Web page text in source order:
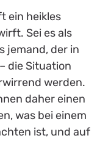
ein heikles
Sei es als
jemand, der in
die Situation
werden.
daher einen
was bei einem
ist, und auf